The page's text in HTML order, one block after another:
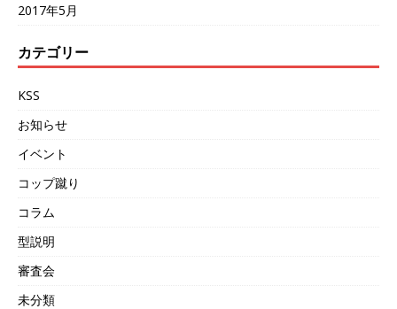
2017年5月
カテゴリー
KSS
お知らせ
イベント
コップ蹴り
コラム
型説明
審査会
未分類